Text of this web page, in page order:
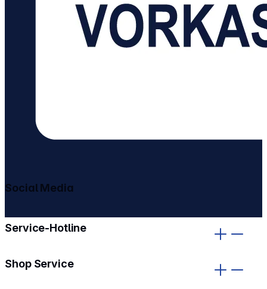
Service-Hotline
Shop Service
Social Media